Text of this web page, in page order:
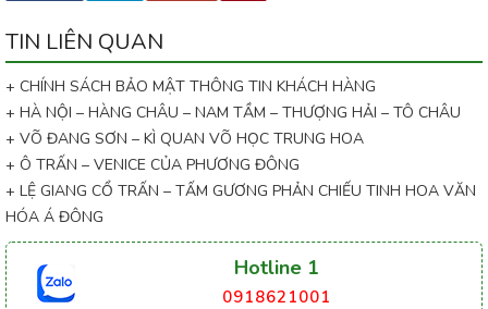
TIN LIÊN QUAN
+ CHÍNH SÁCH BẢO MẬT THÔNG TIN KHÁCH HÀNG
+ HÀ NỘI – HÀNG CHÂU – NAM TẦM – THƯỢNG HẢI – TÔ CHÂU
+ VÕ ĐANG SƠN – KÌ QUAN VÕ HỌC TRUNG HOA
+ Ô TRẤN – VENICE CỦA PHƯƠNG ĐÔNG
+ LỆ GIANG CỔ TRẤN – TẤM GƯƠNG PHẢN CHIẾU TINH HOA VĂN
HÓA Á ĐÔNG
Hotline 1
0918621001